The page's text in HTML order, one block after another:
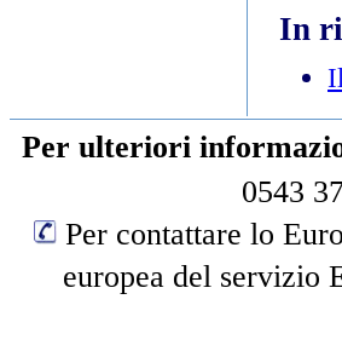
In
Per ulteriori
0543
Per contattare lo
europea del servizio